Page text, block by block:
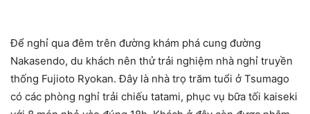
Để nghỉ qua đêm trên đường khám phá cung đường
Nakasendo, du khách nên thử trải nghiệm nhà nghỉ truyền
thống Fujioto Ryokan. Đây là nhà trọ trăm tuổi ở Tsumago
có các phòng nghỉ trải chiếu tatami, phục vụ bữa tối kaiseki